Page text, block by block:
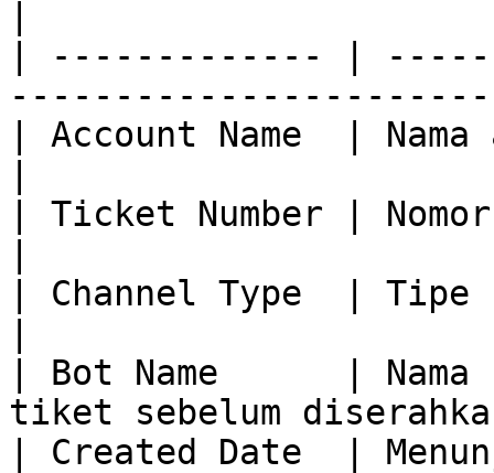
| ------------- |
| Account Name  |
| Ticket Number |
| Channel Type  | Tipe
| Bot Name      | Nama
tiket sebelum
| Created Date  |